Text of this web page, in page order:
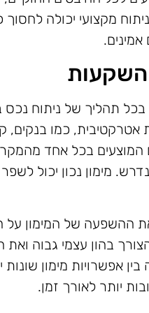
מקצועי יכולה לחסוך
השקעות
תהליך של ניתוח נכס
אטרקטיבית, כמו בנקים,
בכל אחד
מימון נכון יכול
את ההשפעה של המימון
בהון עצמי גבוה
אפשרויות מימון שונות
יותר לאורך זמן.